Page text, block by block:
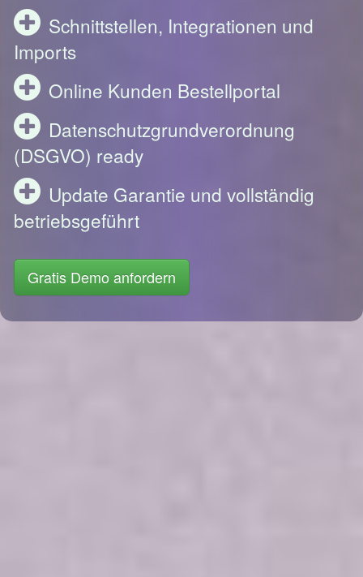
Schnittstellen, Integrationen und
Imports
Online Kunden Bestellportal
Datenschutzgrundverordnung
(DSGVO) ready
Update Garantie und vollständig
betriebsgeführt
Gratis Demo anfordern